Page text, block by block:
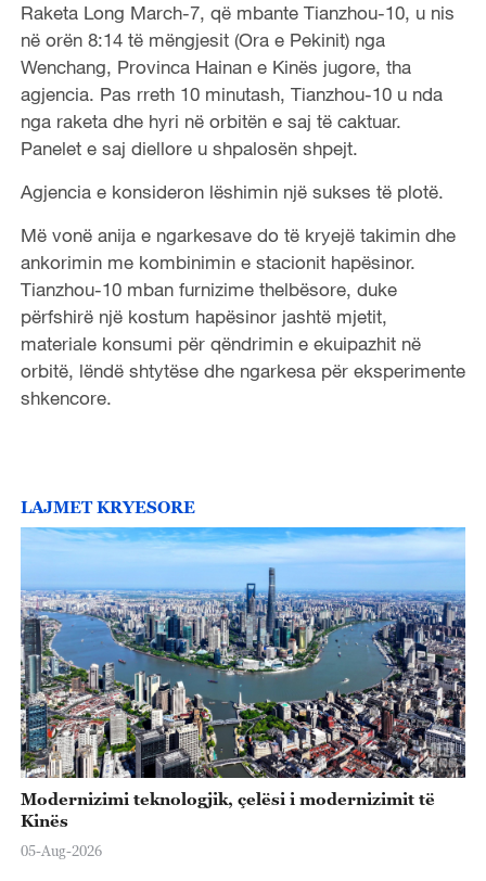
Raketa Long March-7, që mbante Tianzhou-10, u nis
në orën 8:14 të mëngjesit (Ora e Pekinit) nga
Wenchang, Provinca Hainan e Kinës jugore, tha
agjencia. Pas rreth 10 minutash, Tianzhou-10 u nda
nga raketa dhe hyri në orbitën e saj të caktuar.
Panelet e saj diellore u shpalosën shpejt.
Agjencia e konsideron lëshimin një sukses të plotë.
Më vonë anija e ngarkesave do të kryejë takimin dhe
ankorimin me kombinimin e stacionit hapësinor.
Tianzhou-10 mban furnizime thelbësore, duke
përfshirë një kostum hapësinor jashtë mjetit,
materiale konsumi për qëndrimin e ekuipazhit në
orbitë, lëndë shtytëse dhe ngarkesa për eksperimente
shkencore.
LAJMET KRYESORE
Modernizimi teknologjik, çelësi i modernizimit të
Kinës
05-Aug-2026